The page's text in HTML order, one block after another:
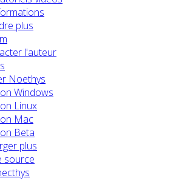
plus
l'auteur
Noethys
Windows
Linux
Mac
Beta
plus
source